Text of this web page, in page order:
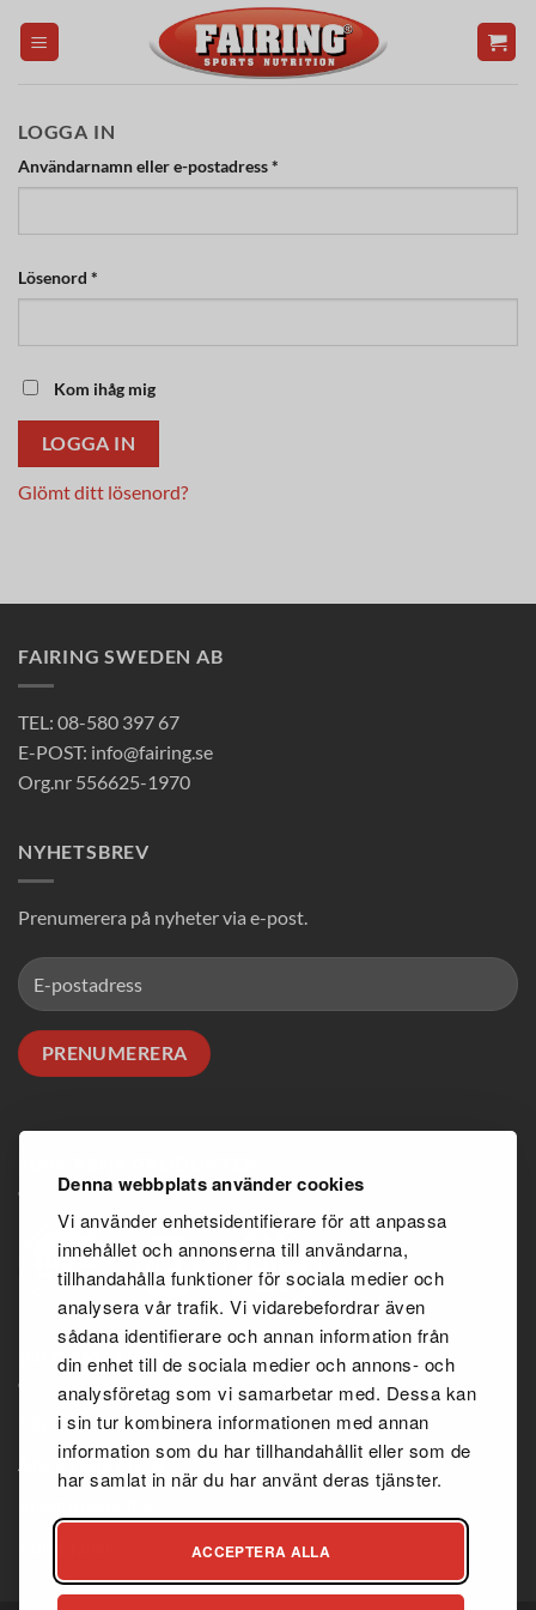
Denna webbplats använder cookies
Vi använder enhetsidentifierare för att anpassa
innehållet och annonserna till användarna,
tillhandahålla funktioner för sociala medier och
analysera vår trafik. Vi vidarebefordrar även
sådana identifierare och annan information från
din enhet till de sociala medier och annons- och
analysföretag som vi samarbetar med. Dessa kan
i sin tur kombinera informationen med annan
information som du har tillhandahållit eller som de
har samlat in när du har använt deras tjänster.
ACCEPTERA ALLA
LOGGA IN
Användarnamn eller e-postadress*
Lösenord *
Kom ihåg mig
LOGGA IN
Glömt ditt lösenord?
FAIRING SWEDEN AB
TEL: 08-580 397 67
E-POST: info@fairing.se
Org.nr 556625-1970
NYHETSBREV
Prenumerera på nyheter via e-post.
INFORMATION
Köpvillkor
Återförsäljaravtal